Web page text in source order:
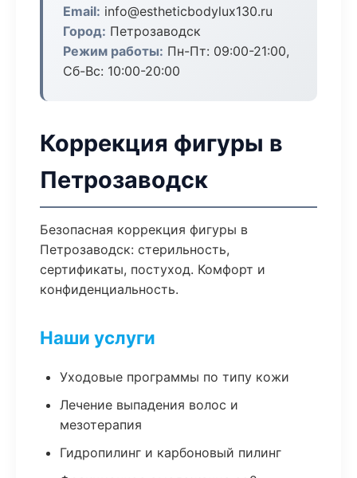
Email: info@estheticbodylux130.ru
Город: Петрозаводск
Режим работы: Пн-Пт: 09:00-21:00,
Сб-Вс: 10:00-20:00
Коррекция фигуры в
Петрозаводск
Безопасная коррекция фигуры в
Петрозаводск: стерильность,
сертификаты, постуход. Комфорт и
конфиденциальность.
Наши услуги
Уходовые программы по типу кожи
Лечение выпадения волос и
мезотерапия
Гидропилинг и карбоновый пилинг